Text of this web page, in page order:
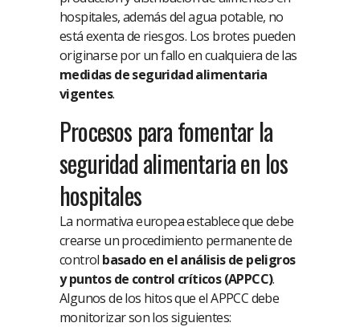
hospitales, además del agua potable, no
está exenta de riesgos. Los brotes pueden
originarse por un fallo en cualquiera de las
medidas de seguridad alimentaria
vigentes.
Procesos para fomentar la
seguridad alimentaria en los
hospitales
La normativa europea establece que debe
crearse un procedimiento permanente de
control basado en el análisis de peligros
y puntos de control críticos (APPCC).
Algunos de los hitos que el APPCC debe
monitorizar son los siguientes: